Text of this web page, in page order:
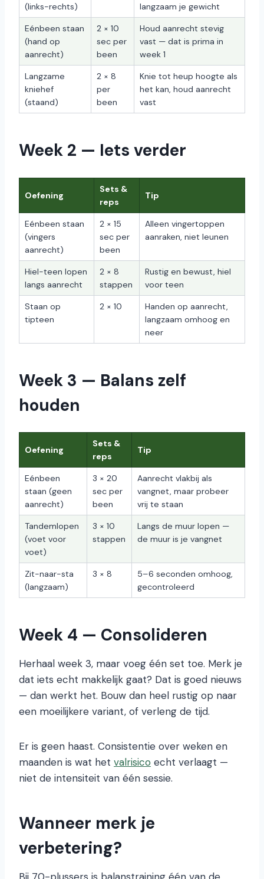
(links-rechts)
langzaam je gewicht
Eénbeen staan
(hand op
aanrecht)
2 × 10
sec per
been
Houd aanrecht stevig
vast — dat is prima in
week 1
Langzame
kniehef
(staand)
2 × 8
per
been
Knie tot heup hoogte als
het kan, houd aanrecht
vast
Week 2 — Iets verder
Oefening
Sets &
reps
Tip
Eénbeen staan
(vingers
aanrecht)
2 × 15
sec per
been
Alleen vingertoppen
aanraken, niet leunen
Hiel-teen lopen
langs aanrecht
2 × 8
stappen
Rustig en bewust, hiel
voor teen
Staan op
tipteen
2 × 10
Handen op aanrecht,
langzaam omhoog en
neer
Week 3 — Balans zelf
houden
Oefening
Sets &
reps
Tip
Eénbeen
staan (geen
aanrecht)
3 × 20
sec per
been
Aanrecht vlakbij als
vangnet, maar probeer
vrij te staan
Tandemlopen
(voet voor
voet)
3 × 10
stappen
Langs de muur lopen —
de muur is je vangnet
Zit-naar-sta
(langzaam)
3 × 8
5–6 seconden omhoog,
gecontroleerd
Week 4 — Consolideren
Herhaal week 3, maar voeg één set toe. Merk je
dat iets echt makkelijk gaat? Dat is goed nieuws
— dan werkt het. Bouw dan heel rustig op naar
een moeilijkere variant, of verleng de tijd.
Er is geen haast. Consistentie over weken en
maanden is wat het valrisico echt verlaagt —
niet de intensiteit van één sessie.
Wanneer merk je
verbetering?